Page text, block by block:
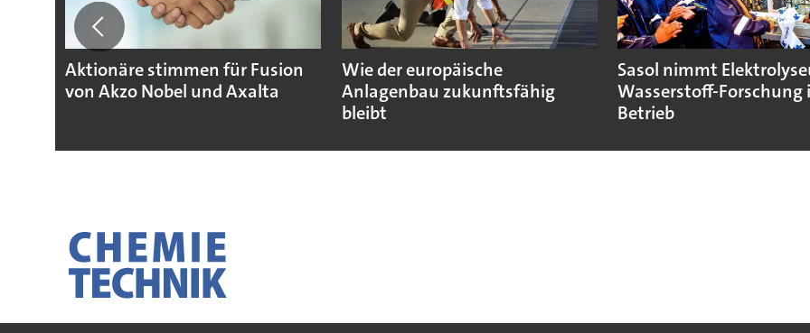
Aktionäre stimmen für Fusion
von Akzo Nobel und Axalta
Wie der europäische
Anlagenbau zukunftsfähig
bleibt
Sasol nimmt
Wasserstoff-Forschung
Betrieb